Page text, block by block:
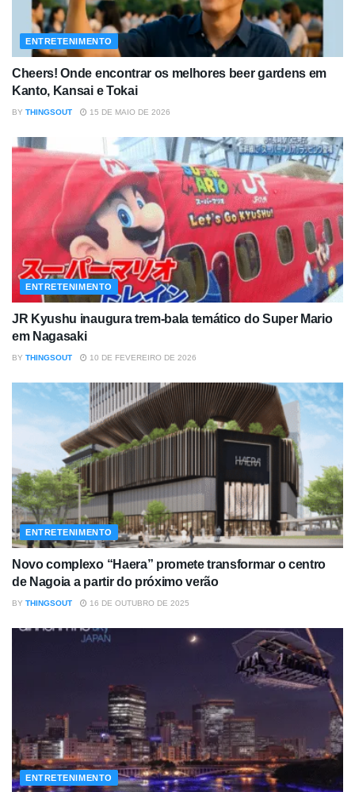
ENTRETENIMENTO
Cheers! Onde encontrar os melhores beer gardens em
Kanto, Kansai e Tokai
BY THINGSOUT 15 DE MAIO DE 2026
ENTRETENIMENTO
JR Kyushu inaugura trem-bala temático do Super Mario
em Nagasaki
BY THINGSOUT 10 DE FEVEREIRO DE 2026
ENTRETENIMENTO
Novo complexo “Haera” promete transformar o centro
de Nagoia a partir do próximo verão
BY THINGSOUT 16 DE OUTUBRO DE 2025
ENTRETENIMENTO